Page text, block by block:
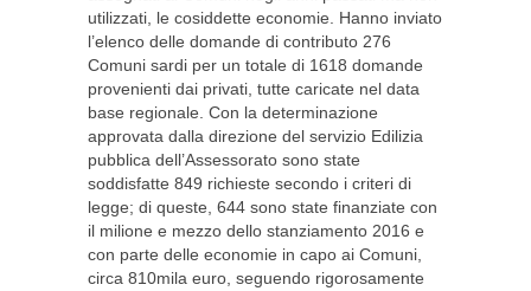
utilizzati, le cosiddette economie. Hanno inviato
l’elenco delle domande di contributo 276
Comuni sardi per un totale di 1618 domande
provenienti dai privati, tutte caricate nel data
base regionale. Con la determinazione
approvata dalla direzione del servizio Edilizia
pubblica dell’Assessorato sono state
soddisfatte 849 richieste secondo i criteri di
legge; di queste, 644 sono state finanziate con
il milione e mezzo dello stanziamento 2016 e
con parte delle economie in capo ai Comuni,
circa 810mila euro, seguendo rigorosamente